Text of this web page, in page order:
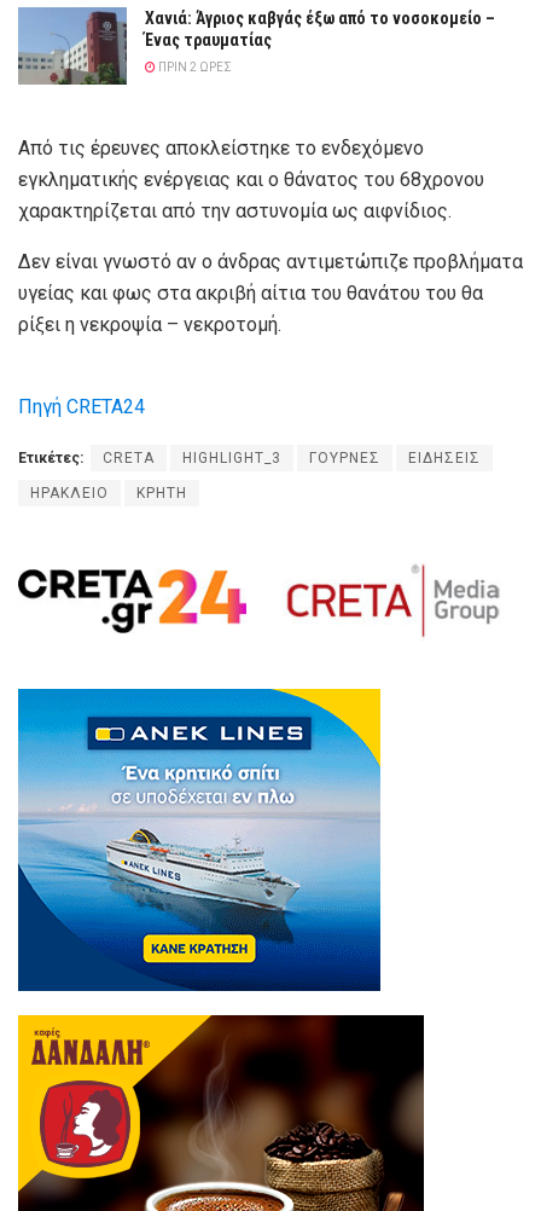
Χανιά: Άγριος καβγάς έξω από το νοσοκομείο –
Ένας τραυματίας
ΠΡΙΝ 2 ΏΡΕΣ
Από τις έρευνες αποκλείστηκε το ενδεχόμενο
εγκληματικής ενέργειας και ο θάνατος του 68χρονου
χαρακτηρίζεται από την αστυνομία ως αιφνίδιος.
Δεν είναι γνωστό αν ο άνδρας αντιμετώπιζε προβλήματα
υγείας και φως στα ακριβή αίτια του θανάτου του θα
ρίξει η νεκροψία – νεκροτομή.
Πηγή CRETA24
Ετικέτες: CRETA HIGHLIGHT_3 ΓΟΥΡΝΕΣ ΕΙΔΗΣΕΙΣ
ΗΡΑΚΛΕΙΟ ΚΡΗΤΗ